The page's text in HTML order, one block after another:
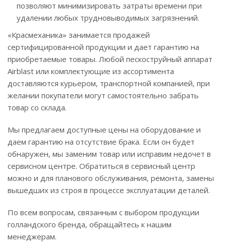
позволяют минимизировать затраты времени при
удалении любых трудновыводимых загрязнений.
«Красмеханика» занимается продажей
сертифицированной продукции и дает гарантию на
приобретаемые товары. Любой пескоструйный аппарат
Airblast или комплектующие из ассортимента
доставляются курьером, транспортной компанией, при
желании покупатели могут самостоятельно забрать
товар со склада.
Мы предлагаем доступные цены на оборудование и
даем гарантию на отсутствие брака. Если он будет
обнаружен, мы заменим товар или исправим недочет в
сервисном центре. Обратиться в сервисный центр
можно и для планового обслуживания, ремонта, замены
вышедших из строя в процессе эксплуатации деталей.
По всем вопросам, связанным с выбором продукции
голландского бренда, обращайтесь к нашим
менеджерам.